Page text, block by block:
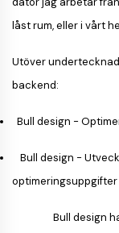
låst rum, eller i vårt
Utöver
backend:
Bull design -
Bull design -
Bull design